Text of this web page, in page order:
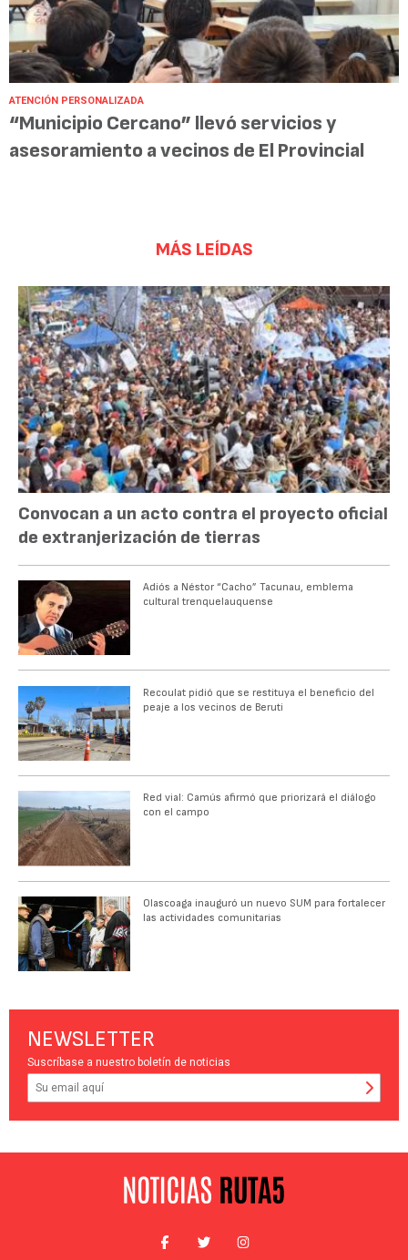
ATENCIÓN PERSONALIZADA
“Municipio Cercano” llevó servicios y
asesoramiento a vecinos de El Provincial
MÁS LEÍDAS
Convocan a un acto contra el proyecto oficial
de extranjerización de tierras
Adiós a Néstor “Cacho” Tacunau, emblema
cultural trenquelauquense
Recoulat pidió que se restituya el beneficio del
peaje a los vecinos de Beruti
Red vial: Camús afirmó que priorizará el diálogo
con el campo
Olascoaga inauguró un nuevo SUM para fortalecer
las actividades comunitarias
NEWSLETTER
Suscríbase a nuestro boletín de noticias